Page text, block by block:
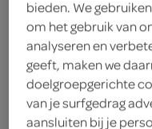
ingrediënten
bieden. We
om het gebruik van
analyseren en
geeft, maken we
doelgroepgerichte
van je surfgedrag
aansluiten bij je